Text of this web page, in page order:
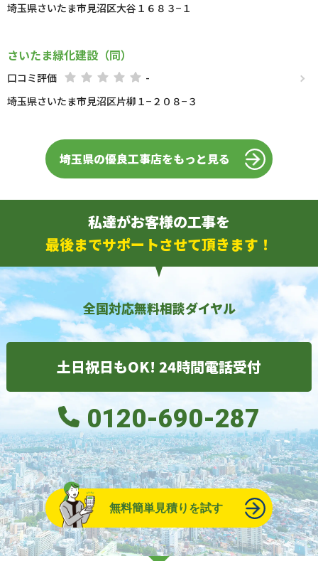
埼玉県さいたま市見沼区大谷１６８３−１
さいたま緑化建設（同）
口コミ評価
-
埼玉県さいたま市見沼区片柳１−２０８−３
埼玉県の優良工事店をもっと見る
私達がお客様の工事を
最後までサポートさせて頂きます！
全国対応無料相談ダイヤル
土日祝日もOK! 24時間電話受付
0120-690-287
無料簡単見積りを試す